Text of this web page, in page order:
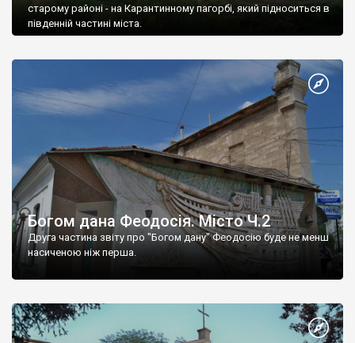
старому районі - на Карантинному пагорбі, який підноситься в
південній частині міста.
Богом дана Феодосія. Місто Ч.2
Друга частина звіту про "Богом дану" Феодосію буде не менш
насиченою ніж перша.